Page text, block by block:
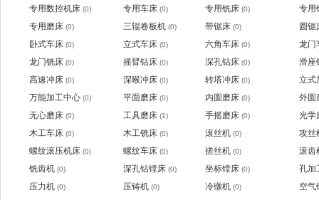
专用数控机床 (0) 专用车床 (0) 专用铣床 (0)
专用
专用磨床 (0) 三辊卷板机 (0) 带锯床 (0)
圆锯
卧式车床 (0) 立式车床 (0) 六角车床 (0)
龙门
龙门铣床 (0) 摇臂钻床 (0) 深孔钻床 (0)
滑座
高速冲床 (0) 深喉冲床 (0) 转塔冲床 (0)
立式
万能加工中心 (0) 平面磨床 (0) 内圆磨床 (0)
外圆
无心磨床 (0) 工具磨床 (1) 手摇磨床 (0)
光学
木工车床 (0) 木工铣床 (0) 滚丝机 (0)
攻丝
螺纹滚压机床 (0) 螺纹车床 (0) 搓丝机 (0)
滚齿
铣齿机 (0) 深孔钻镗床 (0) 坐标镗床 (0)
孔加
压力机 (0) 压铸机 (0) 冷镦机 (0) 空气